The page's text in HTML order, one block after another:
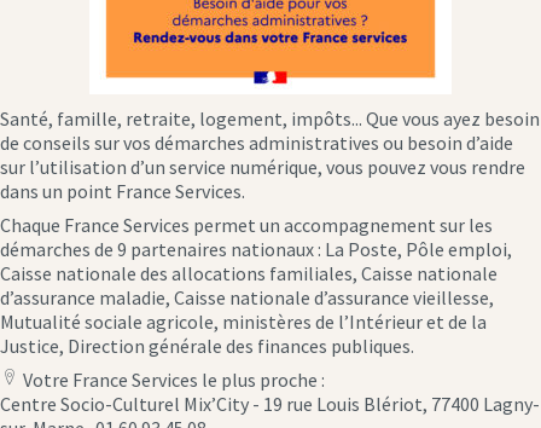
Santé, famille, retraite, logement, impôts... Que vous ayez besoin
de conseils sur vos démarches administratives ou besoin d’aide
sur l’utilisation d’un service numérique, vous pouvez vous rendre
dans un point France Services.
Chaque France Services permet un accompagnement sur les
démarches de 9 partenaires nationaux : La Poste, Pôle emploi,
Caisse nationale des allocations familiales, Caisse nationale
d’assurance maladie, Caisse nationale d’assurance vieillesse,
Mutualité sociale agricole, ministères de l’Intérieur et de la
Justice, Direction générale des finances publiques.
location
icon
Votre France Services le plus proche :
Centre Socio-Culturel Mix’City - 19 rue Louis Blériot, 77400 Lagny-